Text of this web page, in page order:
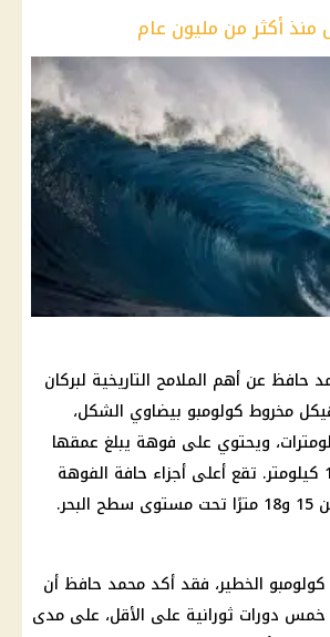
أكثر من مليون عام
عن أهم الملامح التاريخية لبركان
مخروط كولومبو بيضاوي الشكل،
حوالي 3 كيلومترات، ويحتوي على فوهة يبلغ عمقها
500 متر وعرضها 1.5 كيلومتر. تقع أعلى أجزاء حافة الفوهة
الخطير، فقد أكد محمد حافظ أن
خمس دورات ثورانية على الأقل، على مدى